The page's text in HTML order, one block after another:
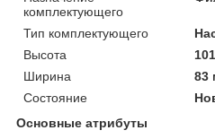
комплектующего
Тип комплектующего
Высота
Ширина
83
Состояние
Основные атрибуты